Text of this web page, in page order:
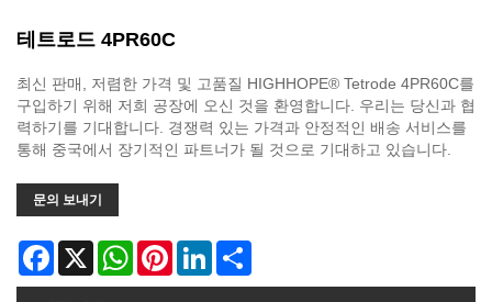
테트로드 4PR60C
최신 판매, 저렴한 가격 및 고품질 HIGHHOPE® Tetrode 4PR60C를
구입하기 위해 저희 공장에 오신 것을 환영합니다. 우리는 당신과 협
력하기를 기대합니다. 경쟁력 있는 가격과 안정적인 배송 서비스를
통해 중국에서 장기적인 파트너가 될 것으로 기대하고 있습니다.
문의 보내기
Facebook
X WhatsAppPinterestLinkedIn